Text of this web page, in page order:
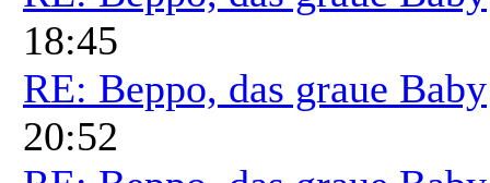
18:45
RE: Beppo, das graue Baby
20:52